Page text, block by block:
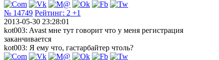
№ 14749 Рейтинг: 2 +1
2013-05-30 23:28:01
kot003: Avast мне тут говорит что у меня регистрация
заканчивается
kot003: Я ему что, гастарбайтер чтоль?